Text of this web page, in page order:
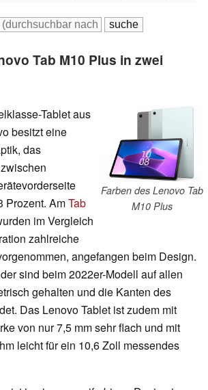
Tab M10 Plus in zwei
Farben des Lenovo Tab
M10 Plus
Tablet aus
besitzt eine
das
Prozent. AmTab
im Vergleich
zahlreiche
angefangen beim Design.
sind beim 2022er-Modell auf allen
gehalten und die Kanten des
Das Lenovo Tablet ist zudem mit
von nur 7,5 mm sehr flach und mit
leicht für ein 10,6 Zoll messendes